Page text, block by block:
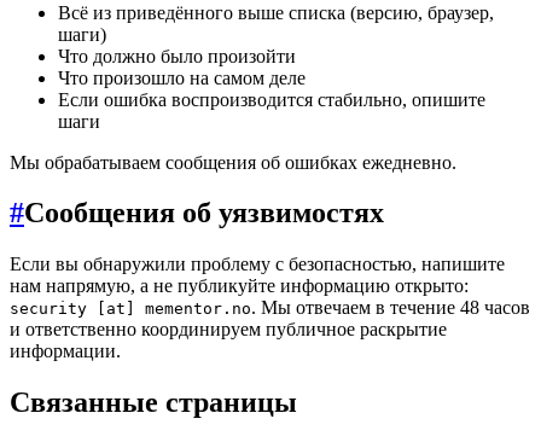
Всё из приведённого выше списка (версию, браузер,
шаги)
Что должно было произойти
Что произошло на самом деле
Если ошибка воспроизводится стабильно, опишите
шаги
Мы обрабатываем сообщения об ошибках ежедневно.
#Сообщения об уязвимостях
Если вы обнаружили проблему с безопасностью, напишите
нам напрямую, а не публикуйте информацию открыто:
security [at] mementor.no. Мы отвечаем в течение 48 часов
и ответственно координируем публичное раскрытие
информации.
Связанные страницы